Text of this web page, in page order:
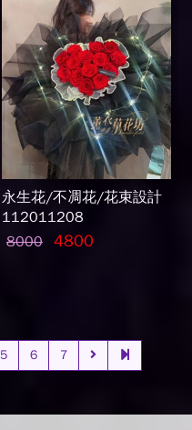
永生花/不凋花/花束設計
112011208
8000 4800
5 6 7